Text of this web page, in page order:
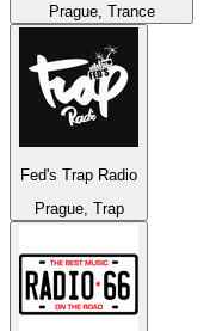
Prague, Trance
Fed's Trap Radio
Prague, Trap